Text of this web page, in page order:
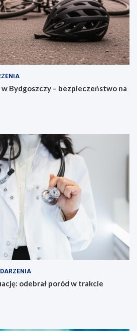
Bydgoszczy – bezpieczeństwo na
odebrał poród w trakcie